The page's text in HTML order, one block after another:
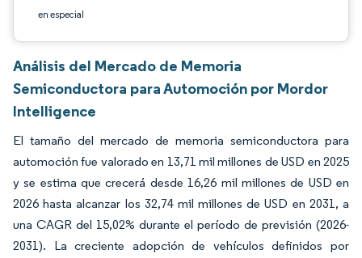
en especial
Análisis del Mercado de Memoria
Semiconductora para Automoción por Mordor
Intelligence
El tamaño del mercado de memoria semiconductora para
automoción fue valorado en 13,71 mil millones de USD en 2025
y se estima que crecerá desde 16,26 mil millones de USD en
2026 hasta alcanzar los 32,74 mil millones de USD en 2031, a
una CAGR del 15,02% durante el período de previsión (2026-
2031). La creciente adopción de vehículos definidos por